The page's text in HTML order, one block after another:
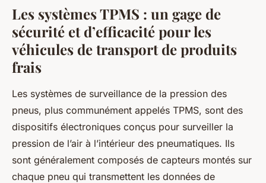
Les systèmes TPMS : un gage de
sécurité et d’efficacité pour les
véhicules de transport de produits
frais
Les systèmes de surveillance de la pression des
pneus, plus communément appelés TPMS, sont des
dispositifs électroniques conçus pour surveiller la
pression de l’air à l’intérieur des pneumatiques. Ils
sont généralement composés de capteurs montés sur
chaque pneu qui transmettent les données de